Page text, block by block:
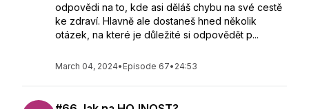
odpovědi na to, kde asi děláš chybu na své cestě
ke zdraví. Hlavně ale dostaneš hned několik
otázek, na které je důležité si odpovědět p...
March 04, 2024• Episode 67• 24:53